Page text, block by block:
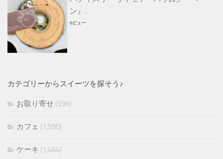
ン』...
6ビュー
カテゴリーからスイーツを探そう♪
お取り寄せ (596)
カフェ (1,590)
ケーキ (1,464)